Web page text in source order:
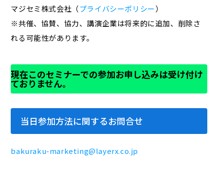
マジセミ株式会社（プライバシーポリシー）
※共催、協賛、協力、講演企業は将来的に追加、削除さ
れる可能性があります。
現在このセミナーでの参加お申し込みは受け付け
ておりません。
当日参加方法に関するお問合せ
bakuraku-marketing@layerx.co.jp